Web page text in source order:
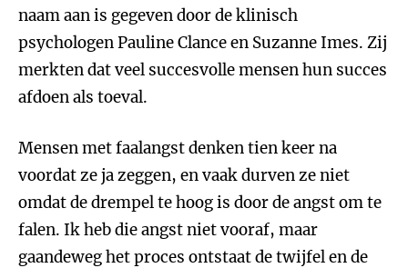
naam aan is gegeven door de klinisch
psychologen Pauline Clance en Suzanne Imes. Zij
merkten dat veel succesvolle mensen hun succes
afdoen als toeval.
Mensen met faalangst denken tien keer na
voordat ze ja zeggen, en vaak durven ze niet
omdat de drempel te hoog is door de angst om te
falen. Ik heb die angst niet vooraf, maar
gaandeweg het proces ontstaat de twijfel en de